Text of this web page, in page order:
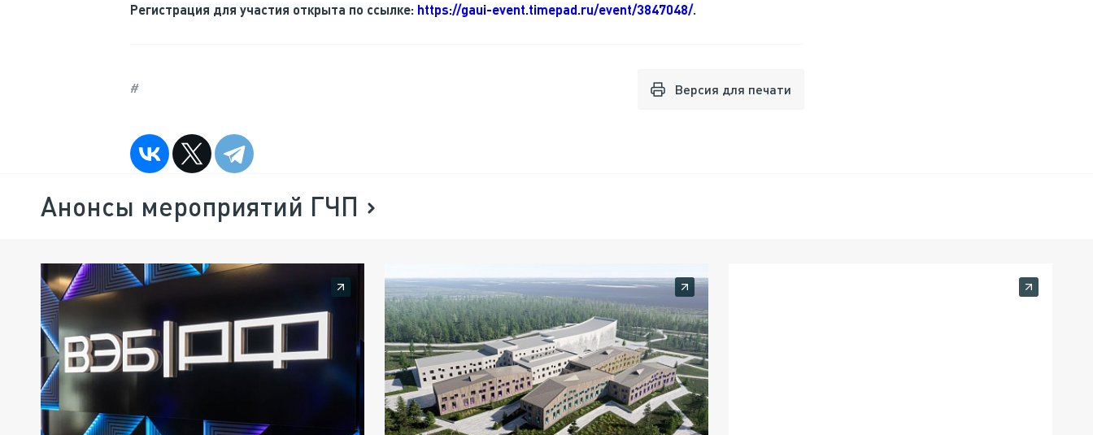
Регистрация для участия открыта по ссылке: https://gaui-event.timepad.ru/event/3847048/.
# Версия для печати
Анонсы мероприятий ГЧП